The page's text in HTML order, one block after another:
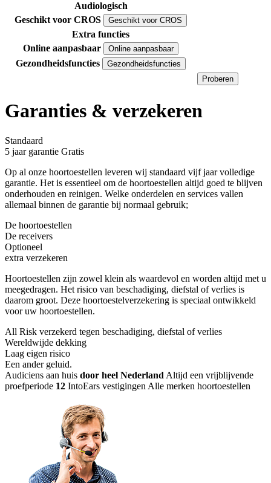
Audiologisch
Geschikt voor CROS
Geschikt voor CROS
Extra functies
Online aanpasbaar
Online aanpasbaar
Gezondheidsfuncties
Gezondheidsfuncties
Proberen
Garanties & verzekeren
Standaard
5 jaar garantie Gratis
Op al onze hoortoestellen leveren wij standaard vijf jaar volledige
garantie. Het is essentieel om de hoortoestellen altijd goed te blijven
onderhouden en reinigen. Welke onderdelen en services vallen
allemaal binnen de garantie bij normaal gebruik;
De hoortoestellen
De receivers
Optioneel
extra verzekeren
Hoortoestellen zijn zowel klein als waardevol en worden altijd met u
meegedragen. Het risico van beschadiging, diefstal of verlies is
daarom groot. Deze hoortoestelverzekering is speciaal ontwikkeld
voor uw hoortoestellen.
All Risk verzekerd tegen beschadiging, diefstal of verlies
Wereldwijde dekking
Laag eigen risico
Een ander geluid.
Audiciens aan huis door heel Nederland Altijd een vrijblijvende
proefperiode 12 IntoEars vestigingen Alle merken hoortoestellen